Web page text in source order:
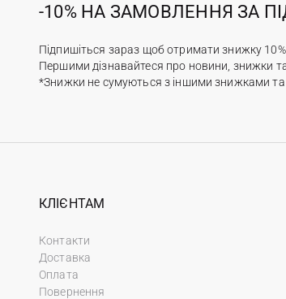
-10% НА ЗАМОВЛЕННЯ ЗА
Підпишіться зараз щоб отримати знижку
Першими дізнавайтеся про новини, знижки
*Знижки не сумуються з іншими знижками та
КЛІЄНТАМ
Контакти
Доставка
Оплата
Повернення